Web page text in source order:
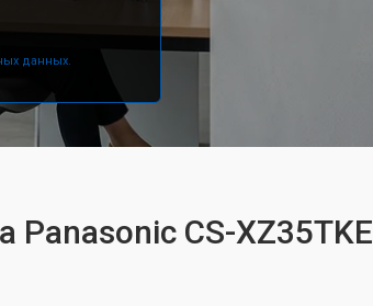
данных.
CS-XZ35TKE